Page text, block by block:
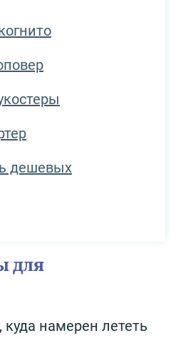
дешевых
для
куда намерен лететь